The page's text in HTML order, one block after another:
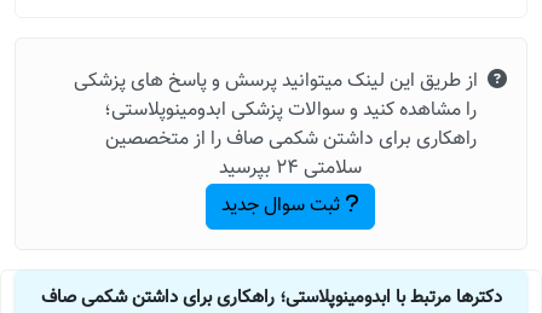
از طریق این لینک میتوانید پرسش و پاسخ های پزشکی
را مشاهده کنید و سوالات پزشکی ابدومینوپلاستی؛
راهکاری برای داشتن شکمی صاف را از متخصصین
سلامتی 24 بپرسید
ثبت سوال جدید
دکترها مرتبط با ابدومینوپلاستی؛ راهکاری برای داشتن شکمی صاف